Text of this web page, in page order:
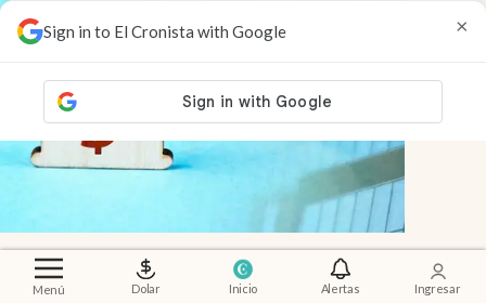
Menú Dolar Inicio Alertas Ingresar
Sign in to El Cronista with Google ×
Mercado inmobiliario
El mapa de precios
de venta y alquiler en el AMBA: cómo